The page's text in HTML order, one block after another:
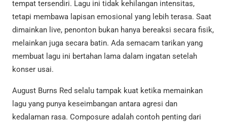
tempat tersendiri. Lagu ini tidak kehilangan intensitas,
tetapi membawa lapisan emosional yang lebih terasa. Saat
dimainkan live, penonton bukan hanya bereaksi secara fisik,
melainkan juga secara batin. Ada semacam tarikan yang
membuat lagu ini bertahan lama dalam ingatan setelah
konser usai.
August Burns Red selalu tampak kuat ketika memainkan
lagu yang punya keseimbangan antara agresi dan
kedalaman rasa. Composure adalah contoh penting dari